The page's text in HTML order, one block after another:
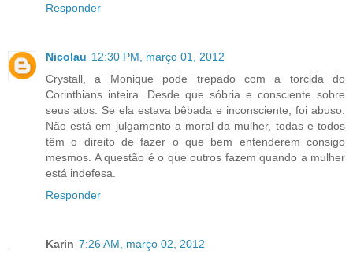
Responder
Nicolau 12:30 PM, março 01, 2012
Crystall, a Monique pode trepado com a torcida do
Corinthians inteira. Desde que sóbria e consciente sobre
seus atos. Se ela estava bêbada e inconsciente, foi abuso.
Não está em julgamento a moral da mulher, todas e todos
têm o direito de fazer o que bem entenderem consigo
mesmos. A questão é o que outros fazem quando a mulher
está indefesa.
Responder
Karin 7:26 AM, março 02, 2012